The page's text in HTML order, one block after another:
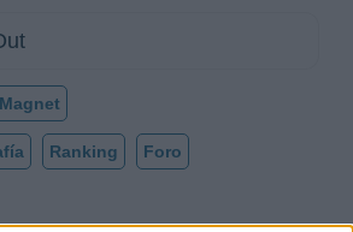
Ranking Foro